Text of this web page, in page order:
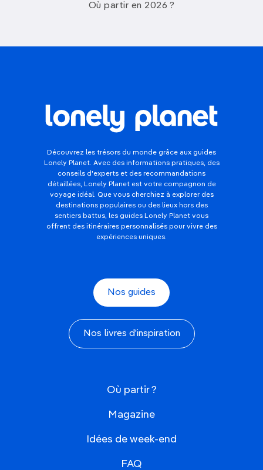
Où partir en 2026 ?
Découvrez les trésors du monde grâce aux guides
Lonely Planet. Avec des informations pratiques, des
conseils d'experts et des recommandations
détaillées, Lonely Planet est votre compagnon de
voyage idéal. Que vous cherchiez à explorer des
destinations populaires ou des lieux hors des
sentiers battus, les guides Lonely Planet vous
offrent des itinéraires personnalisés pour vivre des
expériences uniques.
Nos guides
Nos livres d'inspiration
Où partir ?
Magazine
Idées de week-end
FAQ